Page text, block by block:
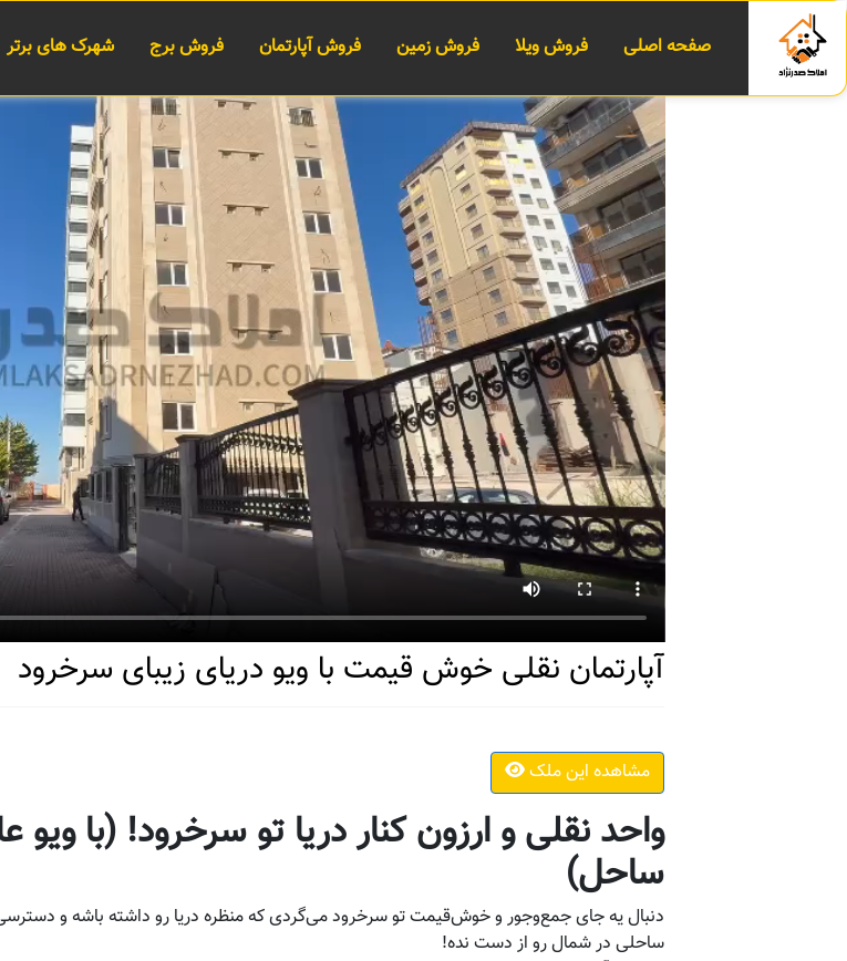
صفحه اصلی فروش ویلا فروش زمین فروش آپارتمان فروش برج شهرک های برتر
آپارتمان نقلی خوش قیمت با ویو دریای زیبای سرخرود
مشاهده این ملک
واحد نقلی و ارزون کنار دریا تو سرخرود! (با
ساحل)
دنبال یه جای جمع‌وجور و خوش‌قیمت تو سرخرود می‌گردی که منظره دریا رو داشته باشه و
ساحلی در شمال رو از دست نده!